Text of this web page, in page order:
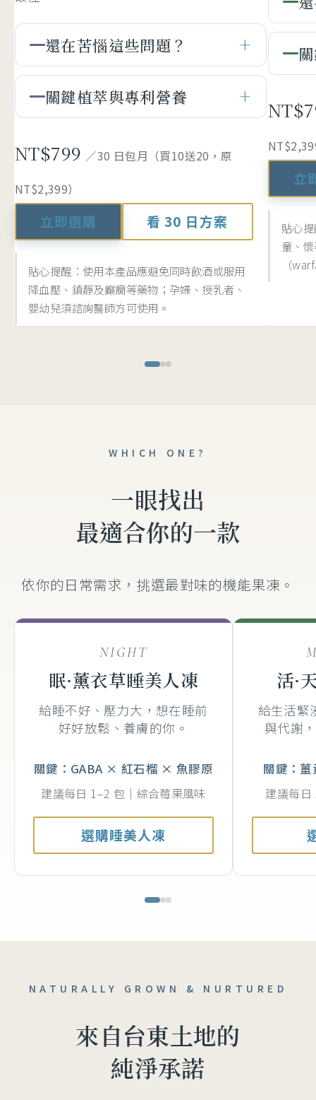
還在苦惱這些問題？
入睡困難、睡眠品質不佳
工作壓力大，情緒難以放鬆
睡眠不足引發膚況變差、加速老化
討厭吞膠囊錠劑，想要更便利美味
關鍵植萃與專利營養
薰衣草精露：舒緩壓力下的負面情
羅布麻萃取 × GABA：搭配麩胺酸
鈉發酵物，協同支持放鬆與平衡
專利魚膠原蛋白
：專利水解技術，
分子小易吸收，維持肌膚彈性
專利紅石榴萃取 × 維生素C：抗氧
化，協同膠原合成、增進亮度
NT$799 ／30 日包月（買10送20，原
NT$2,399）
立即選購 看 30 日方案
貼心提醒：使用本產品應避免同時飲酒或服用
降血壓、鎮靜及癲癇等藥物；孕婦、授乳者、
嬰幼兒須諮詢醫師方可使用。
生
在
腸
追
玫
韓
朝
持
輔
量
立
貼心
童、
（
WHICH ONE?
一眼找出
最適合你的一款
依你的日常需求，挑選最對味的機能果凍。
NIGHT
眠·薰衣草睡美人凍
給睡不好、壓力大，想在睡前
好好放鬆、養膚的你。
關鍵：GABA × 紅石榴 × 魚膠原
建議每日 1–2 包｜綜合莓果風味
選購睡美人凍
活·
給生活緊
與代謝
關鍵：
建議每
NATURALLY GROWN & NURTURED
來自台東土地的
純淨承諾